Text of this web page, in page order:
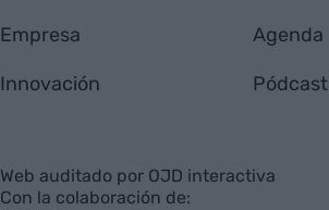
Empresa
Innovación
Agenda
Pódcast
Web auditado por OJD interactiva
Con la colaboración de: